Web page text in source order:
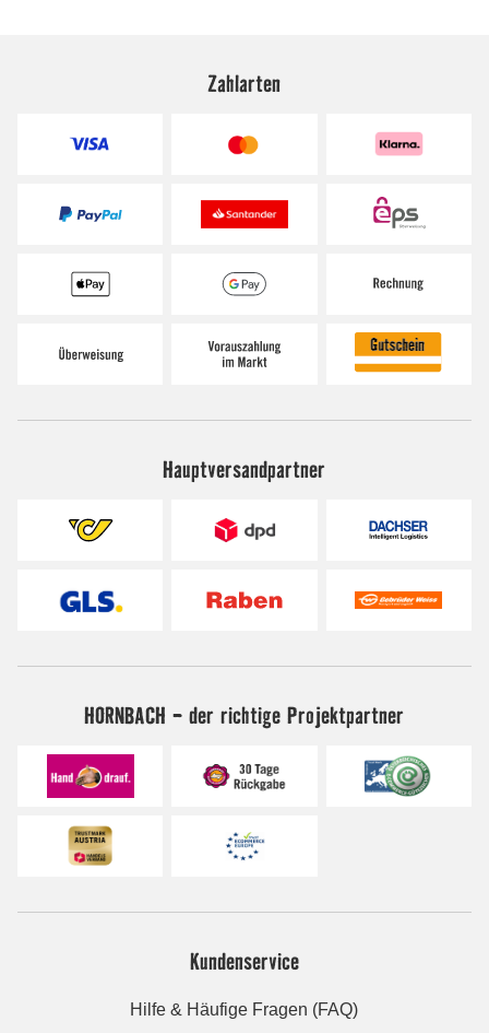
Zahlarten
Hauptversandpartner
HORNBACH - der richtige Projektpartner
Kundenservice
Hilfe & Häufige Fragen (FAQ)